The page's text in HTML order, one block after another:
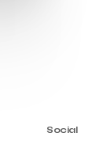
Creta PalmSocial